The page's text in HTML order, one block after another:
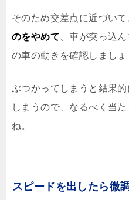
そのため交差点に近づいて
のをやめて 、車が突っ込
の車の動きを確認しましょ
ぶつかってしまうと結果
しまうので、なるべく当
ね。
スピードを出したら微